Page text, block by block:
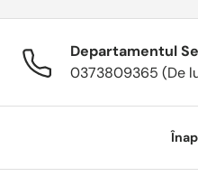
Departamentul
0373809365 (De